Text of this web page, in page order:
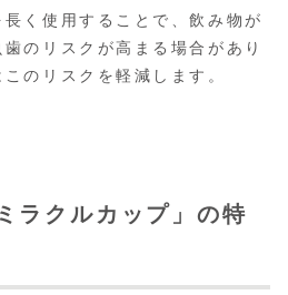
く使用することで、飲み物が
のリスクが高まる場合があり
のリスクを軽減します。
ラクルカップ」の特